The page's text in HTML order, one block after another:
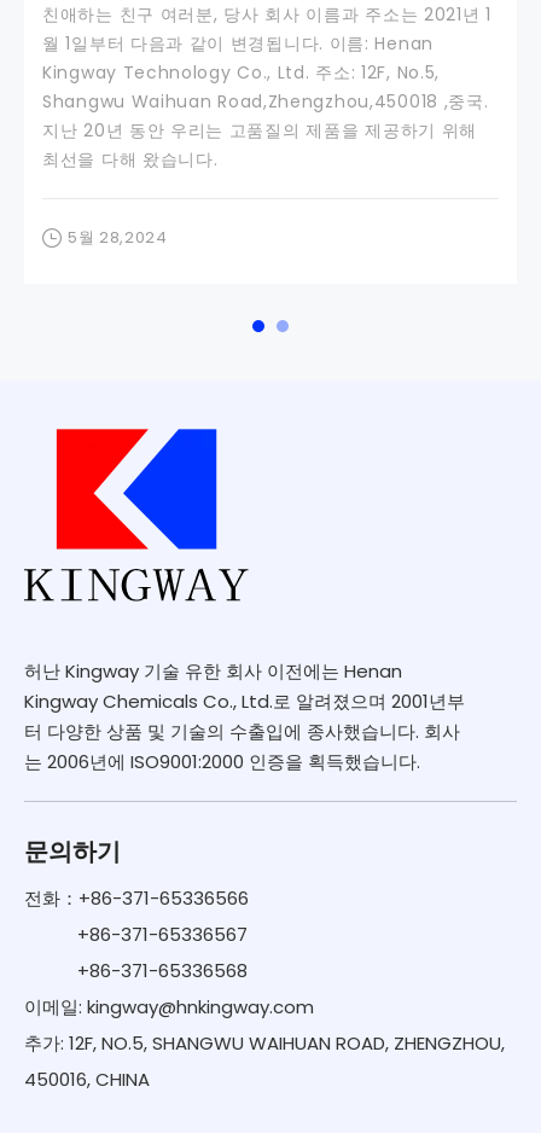
친애하는 친구 여러분, 당사 회사 이름과 주소는 2021년 1
월 1일부터 다음과 같이 변경됩니다. 이름: Henan
Kingway Technology Co., Ltd. 주소: 12F, No.5,
Shangwu Waihuan Road,Zhengzhou,450018 ,중국.
지난 20년 동안 우리는 고품질의 제품을 제공하기 위해
최선을 다해 왔습니다.
5월 28,2024
허난 Kingway 기술 유한 회사 이전에는 Henan
Kingway Chemicals Co., Ltd.로 알려졌으며 2001년부
터 다양한 상품 및 기술의 수출입에 종사했습니다. 회사
는 2006년에 ISO9001:2000 인증을 획득했습니다.
문의하기
전화：+86-371-65336566
+86-371-65336567
+86-371-65336568
이메일: kingway@hnkingway.com
추가: 12F, NO.5, SHANGWU WAIHUAN ROAD, ZHENGZHOU,
450016, CHINA